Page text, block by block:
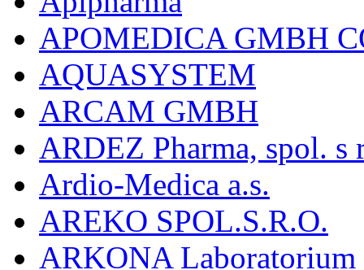
APOMEDICA GMBH
AQUASYSTEM
ARCAM GMBH
ARDEZ Pharma, spol. s
Ardio-Medica a.s.
AREKO SPOL.S.R.O.
ARKONA